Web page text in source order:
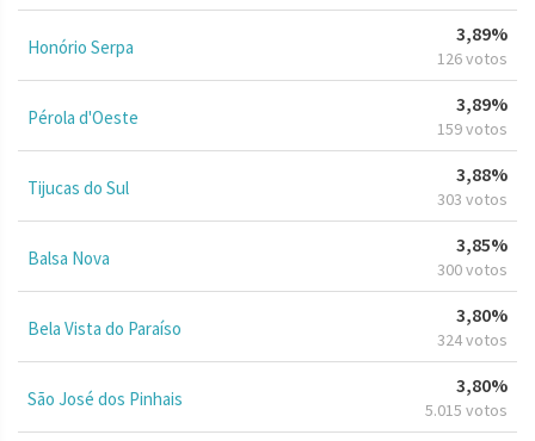
Honório Serpa
3,89%
126 votos
Pérola d'Oeste
3,89%
159 votos
Tijucas do Sul
3,88%
303 votos
Balsa Nova
3,85%
300 votos
Bela Vista do Paraíso
3,80%
324 votos
São José dos Pinhais
3,80%
5.015 votos